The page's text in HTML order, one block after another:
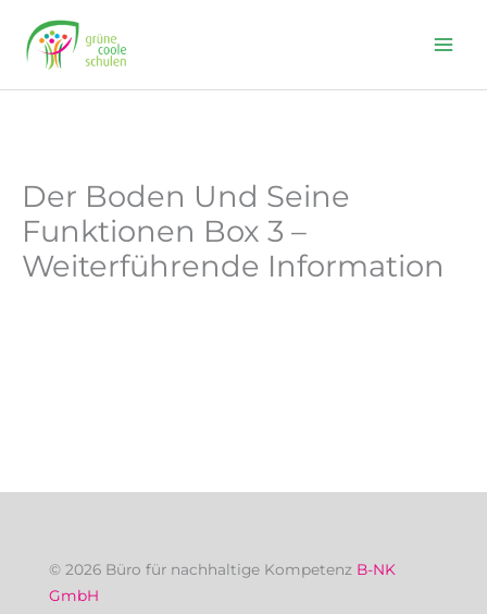
content
Der Boden Und Seine
Funktionen Box 3 –
Weiterführende Information
© 2026 Büro für nachhaltige Kompetenz B-NK
GmbH